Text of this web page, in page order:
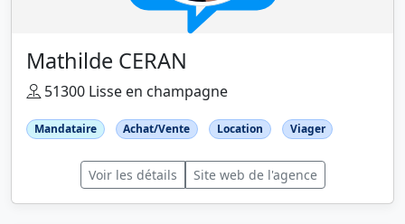
Mathilde CERAN
51300 Lisse en champagne
Mandataire Achat/Vente Location Viager
Voir les détails Site web de l'agence